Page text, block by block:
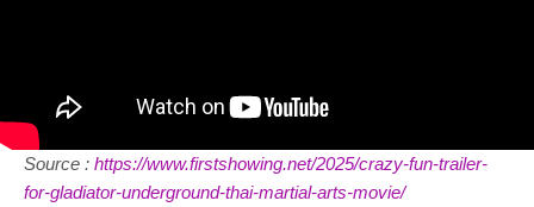
Source : https://www.firstshowing.net/2025/crazy-fun-trailer-
for-gladiator-underground-thai-martial-arts-movie/